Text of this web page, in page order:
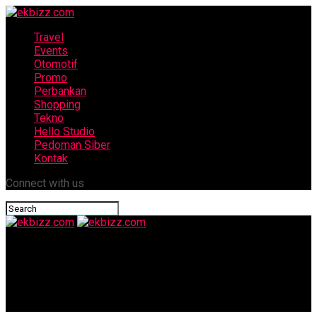
Travel
Events
Otomotif
Promo
Perbankan
Shopping
Tekno
Hello Studio
Pedoman Siber
Kontak
Connect with us